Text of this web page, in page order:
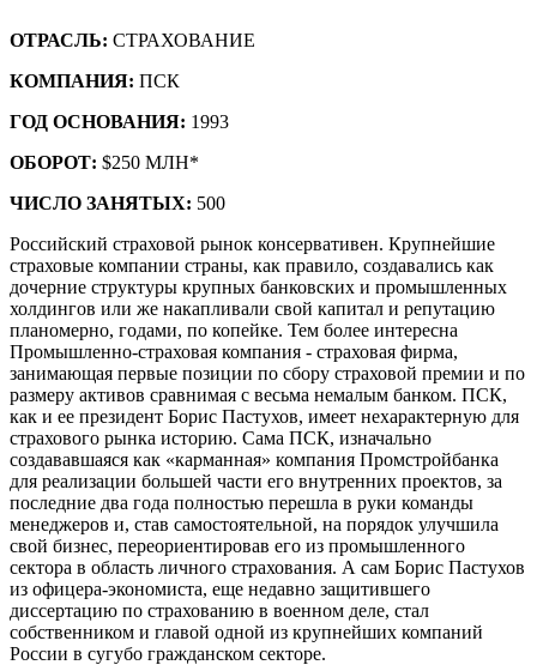
ОТРАСЛЬ: СТРАХОВАНИЕ
КОМПАНИЯ: ПСК
ГОД ОСНОВАНИЯ: 1993
ОБОРОТ: $250 МЛН*
ЧИСЛО ЗАНЯТЫХ: 500
Российский страховой рынок консервативен. Крупнейшие
страховые компании страны, как правило, создавались как
дочерние структуры крупных банковских и промышленных
холдингов или же накапливали свой капитал и репутацию
планомерно, годами, по копейке. Тем более интересна
Промышленно-страховая компания - страховая фирма,
занимающая первые позиции по сбору страховой премии и по
размеру активов сравнимая с весьма немалым банком. ПСК,
как и ее президент Борис Пастухов, имеет нехарактерную для
страхового рынка историю. Сама ПСК, изначально
создававшаяся как «карманная» компания Промстройбанка
для реализации большей части его внутренних проектов, за
последние два года полностью перешла в руки команды
менеджеров и, став самостоятельной, на порядок улучшила
свой бизнес, переориентировав его из промышленного
сектора в область личного страхования. А сам Борис Пастухов
из офицера-экономиста, еще недавно защитившего
диссертацию по страхованию в военном деле, стал
собственником и главой одной из крупнейших компаний
России в сугубо гражданском секторе.